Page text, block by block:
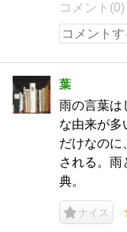
コメント(0)
葉
雨の言葉は
な由来が多
だけなのに
される。雨
典。
ナイス